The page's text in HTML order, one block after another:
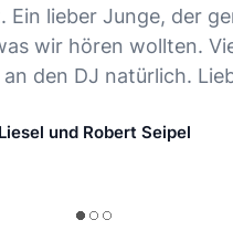
Ein lieber Junge, der
wir hören wollten.
den DJ natürlich.
Liesel und Robert Seipel